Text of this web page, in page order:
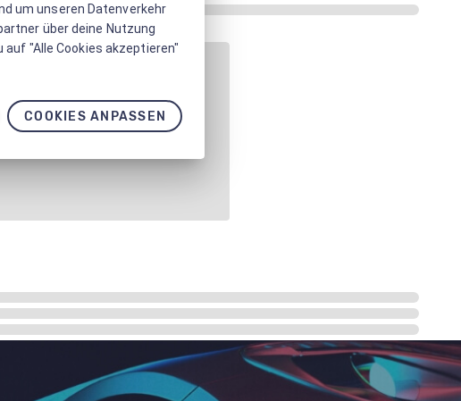
um unseren Datenverkehr
über deine Nutzung
"Alle Cookies akzeptieren"
COOKIES ANPASSEN